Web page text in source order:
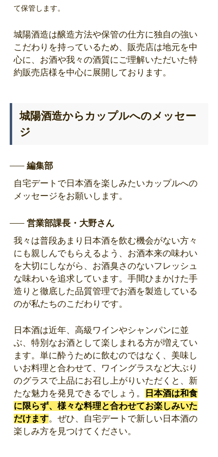
て保管します。
城陽酒造は醸造方法や保管の仕方に独自の強い
こだわりを持っているため、販売店は地元を中
心に、お酒や我々の酒質にご理解いただいた特
約販売店様を中心に展開しております。
城陽酒造からカップルへのメッセー
ジ
編集部
自宅デートで日本酒を楽しみたいカップルへの
メッセージをお願いします。
営業部課長・大野さん
我々は普段あまり日本酒を飲む機会がない方々
にも親しんでもらえるよう、お酒本来の味わい
を大切にしながら、お酒臭さのないフレッシュ
な味わいを追求しています。手間ひまかけた手
造りと徹底した品質管理でお酒を製造している
のが私たちのこだわりです。
日本酒は近年、高級ワインやシャンパンに並
ぶ、特別なお酒として楽しまれる方が増えてい
ます。単に酔うために飲むのではなく、美味し
いお料理と合わせて、ワイングラスなど大ぶり
のグラスで上品にお召し上がりいただくと、新
たな魅力を発見できるでしょう。
日本酒は和食
に限らず、様々な料理と合わせてお楽しみいた
だけます。ぜひ、自宅デートで新しい日本酒の
楽しみ方を見つけてください。